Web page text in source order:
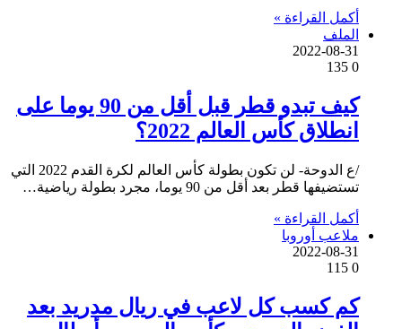
أكمل القراءة »
الملف
2022-08-31
0
كيف تبدو قطر قبل أقل من 90 يوما على
انطلاق كأس العالم 2022؟
/ع الدوحة- لن تكون بطولة كأس العالم لكرة القدم 2022 التي
تستضيفها قطر بعد أقل من 90 يوما، مجرد بطولة رياضية…
أكمل القراءة »
ملاعب أوروبا
2022-08-31
0
كم كسب كل لاعب في ريال مدريد بعد